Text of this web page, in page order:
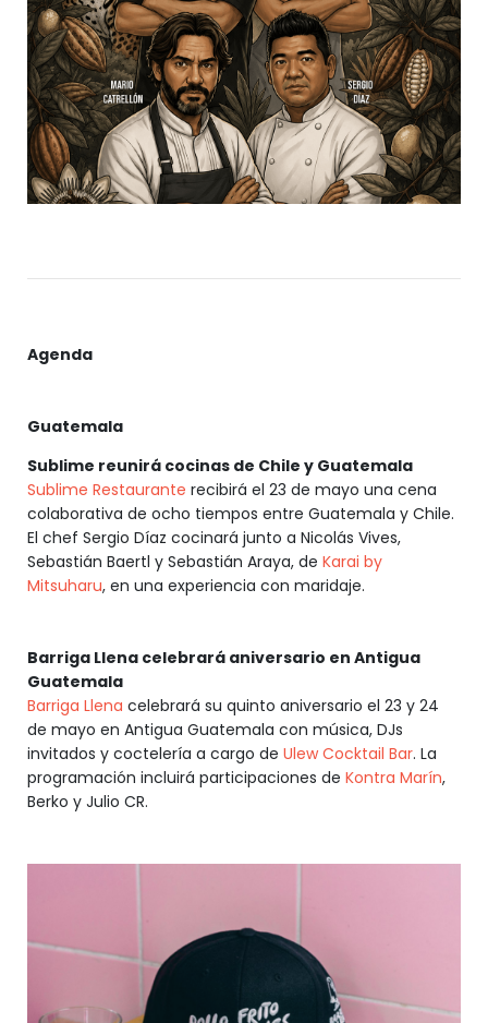
Agenda
Guatemala
Sublime reunirá cocinas de Chile y Guatemala
Sublime Restaurante recibirá el 23 de mayo una cena
colaborativa de ocho tiempos entre Guatemala y Chile.
El chef Sergio Díaz cocinará junto a Nicolás Vives,
Sebastián Baertl y Sebastián Araya, de Karai by
Mitsuharu, en una experiencia con maridaje.
Barriga Llena celebrará aniversario en Antigua
Guatemala
Barriga Llena celebrará su quinto aniversario el 23 y 24
de mayo en Antigua Guatemala con música, DJs
invitados y coctelería a cargo de Ulew Cocktail Bar. La
programación incluirá participaciones de Kontra Marín,
Berko y Julio CR.